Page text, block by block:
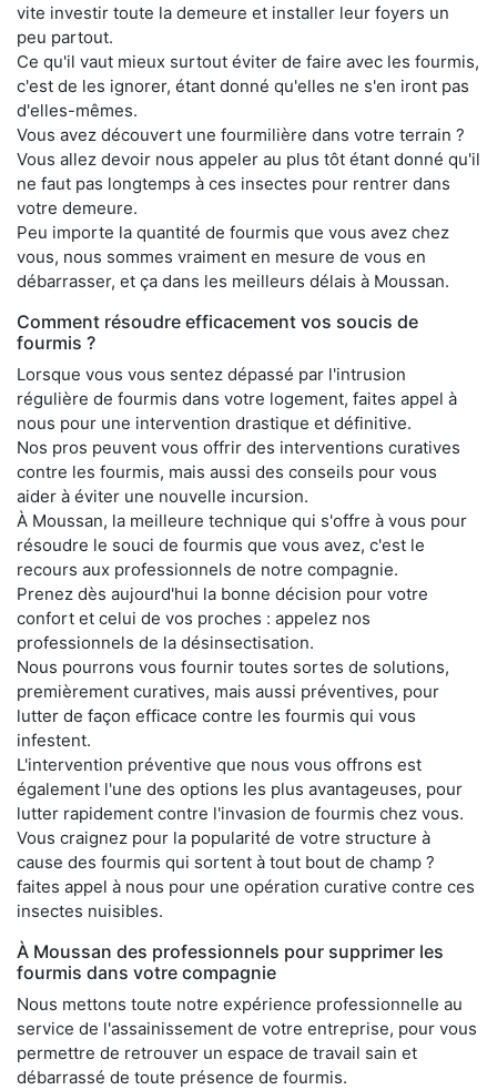
vite investir toute la demeure et installer leur foyers un
peu partout.
Ce qu'il vaut mieux surtout éviter de faire avec les fourmis,
c'est de les ignorer, étant donné qu'elles ne s'en iront pas
d'elles-mêmes.
Vous avez découvert une fourmilière dans votre terrain ?
Vous allez devoir nous appeler au plus tôt étant donné qu'il
ne faut pas longtemps à ces insectes pour rentrer dans
votre demeure.
Peu importe la quantité de fourmis que vous avez chez
vous, nous sommes vraiment en mesure de vous en
débarrasser, et ça dans les meilleurs délais à Moussan.
Comment résoudre efficacement vos soucis de
fourmis ?
Lorsque vous vous sentez dépassé par l'intrusion
régulière de fourmis dans votre logement, faites appel à
nous pour une intervention drastique et définitive.
Nos pros peuvent vous offrir des interventions curatives
contre les fourmis, mais aussi des conseils pour vous
aider à éviter une nouvelle incursion.
À Moussan, la meilleure technique qui s'offre à vous pour
résoudre le souci de fourmis que vous avez, c'est le
recours aux professionnels de notre compagnie.
Prenez dès aujourd'hui la bonne décision pour votre
confort et celui de vos proches : appelez nos
professionnels de la désinsectisation.
Nous pourrons vous fournir toutes sortes de solutions,
premièrement curatives, mais aussi préventives, pour
lutter de façon efficace contre les fourmis qui vous
infestent.
L'intervention préventive que nous vous offrons est
également l'une des options les plus avantageuses, pour
lutter rapidement contre l'invasion de fourmis chez vous.
Vous craignez pour la popularité de votre structure à
cause des fourmis qui sortent à tout bout de champ ?
faites appel à nous pour une opération curative contre ces
insectes nuisibles.
À Moussan des professionnels pour supprimer les
fourmis dans votre compagnie
Nous mettons toute notre expérience professionnelle au
service de l'assainissement de votre entreprise, pour vous
permettre de retrouver un espace de travail sain et
débarrassé de toute présence de fourmis.